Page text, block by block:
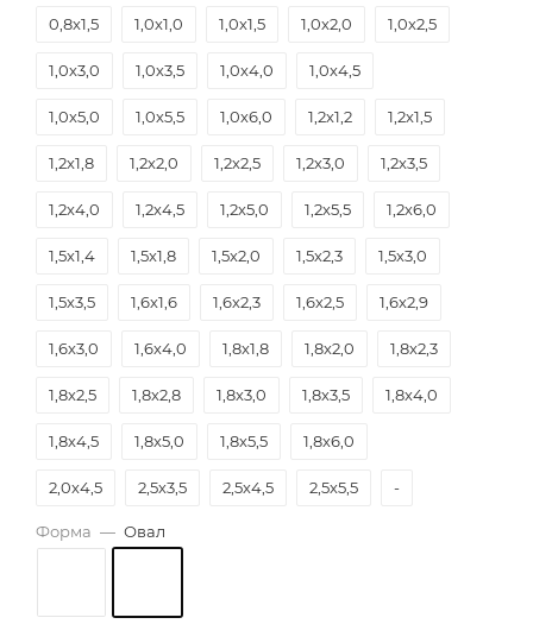
0,8х1,5 1,0х1,0 1,0х1,5 1,0х2,0 1,0х2,5
1,0х3,0 1,0х3,5 1,0х4,0 1,0х4,5
1,0х5,0 1,0х5,5 1,0х6,0 1,2х1,2 1,2х1,5
1,2х1,8 1,2х2,0 1,2х2,5 1,2х3,0 1,2х3,5
1,2х4,0 1,2х4,5 1,2х5,0 1,2х5,5 1,2х6,0
1,5х1,4 1,5х1,8 1,5х2,0 1,5х2,3 1,5х3,0
1,5х3,5 1,6х1,6 1,6х2,3 1,6х2,5 1,6х2,9
1,6х3,0 1,6х4,0 1,8х1,8 1,8х2,0 1,8х2,3
1,8х2,5 1,8х2,8 1,8х3,0 1,8х3,5 1,8х4,0
1,8х4,5 1,8х5,0 1,8х5,5 1,8х6,0
2,0х4,5 2,5х3,5 2,5х4,5 2,5х5,5 -
Форма — Овал